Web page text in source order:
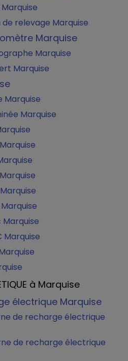
relevage Marquise
Marquise
Marquise
Marquise
Marquise
Marquise
Marquise
à Marquise
électrique Marquise
de recharge électrique
de recharge électrique